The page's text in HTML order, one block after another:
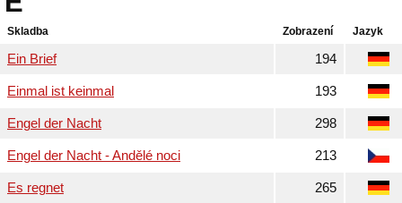
Skladba Zobrazení Jazyk
Ein Brief 194
Einmal ist keinmal 193
Engel der Nacht 298
Engel der Nacht - Andělé noci 213
Es regnet 265